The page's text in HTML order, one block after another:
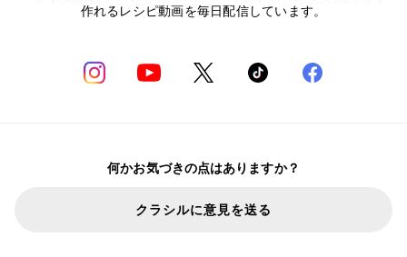
作れるレシピ動画を毎日配信しています。
何かお気づきの点はありますか？
クラシルに意見を送る